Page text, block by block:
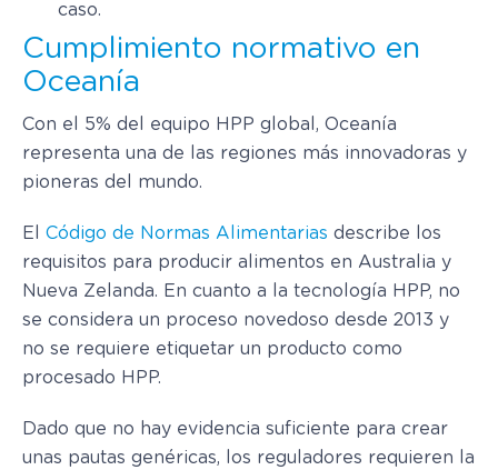
caso.
Cumplimiento normativo en
Oceanía
Con el 5% del equipo HPP global, Oceanía
representa una de las regiones más innovadoras y
pioneras del mundo.
El Código de Normas Alimentarias describe los
requisitos para producir alimentos en Australia y
Nueva Zelanda. En cuanto a la tecnología HPP, no
se considera un proceso novedoso desde 2013 y
no se requiere etiquetar un producto como
procesado HPP.
Dado que no hay evidencia suficiente para crear
unas pautas genéricas, los reguladores requieren la